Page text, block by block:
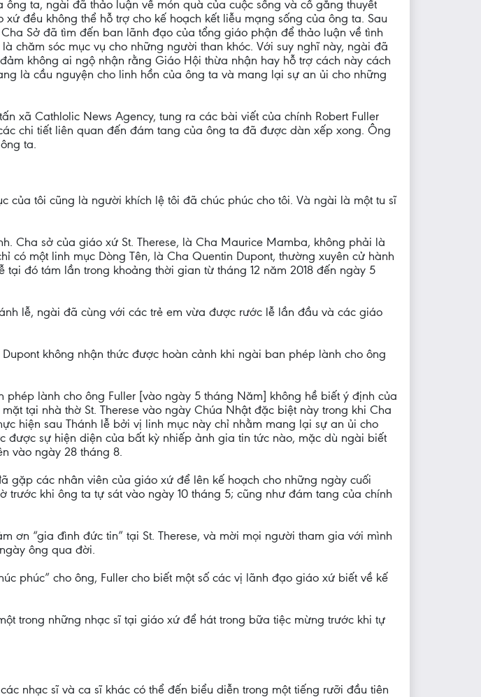
ta, ngài đã thảo luận về món quà của cuộc sống và cố gắng thuyết
đều không thể hỗ trợ cho kế hoạch kết liễu mạng sống của ông ta. Sau
Sở đã tìm đến ban lãnh đạo của tổng giáo phận để thảo luận về tình
chăm sóc mục vụ cho những người than khóc. Với suy nghĩ này, ngài đã
không ai ngộ nhận rằng Giáo Hội thừa nhận hay hỗ trợ cách này cách
là cầu nguyện cho linh hồn của ông ta và mang lại sự an ủi cho những
xã Cathlolic News Agency, tung ra các bài viết của chính Robert Fuller
chi tiết liên quan đến đám tang của ông ta đã được dàn xếp xong. Ông
ta.
của tôi cũng là người khích lệ tôi đã chúc phúc cho tôi. Và ngài là một tu sĩ
Cha sở của giáo xứ St. Therese, là Cha Maurice Mamba, không phải là
có một linh mục Dòng Tên, là Cha Quentin Dupont, thường xuyên cử hành
đó tám lần trong khoảng thời gian từ tháng 12 năm 2018 đến ngày 5
lễ, ngài đã cùng với các trẻ em vừa được rước lễ lần đầu và các giáo
không nhận thức được hoàn cảnh khi ngài ban phép lành cho ông
lành cho ông Fuller [vào ngày 5 tháng Năm] không hề biết ý định của
tại nhà thờ St. Therese vào ngày Chúa Nhật đặc biệt này trong khi Cha
hiện sau Thánh lễ bởi vị linh mục này chỉ nhằm mang lại sự an ủi cho
sự hiện diện của bất kỳ nhiếp ảnh gia tin tức nào, mặc dù ngài biết
vào ngày 28 tháng 8.
gặp các nhân viên của giáo xứ để lên kế hoạch cho những ngày cuối
khi ông ta tự sát vào ngày 10 tháng 5; cũng như đám tang của chính
ơn “gia đình đức tin” tại St. Therese, và mời mọi người tham gia với mình
ông qua đời.
phúc” cho ông, Fuller cho biết một số các vị lãnh đạo giáo xứ biết về kế
trong những nhạc sĩ tại giáo xứ để hát trong bữa tiệc mừng trước khi tự
nhạc sĩ và ca sĩ khác có thể đến biểu diễn trong một tiếng rưỡi đầu tiên